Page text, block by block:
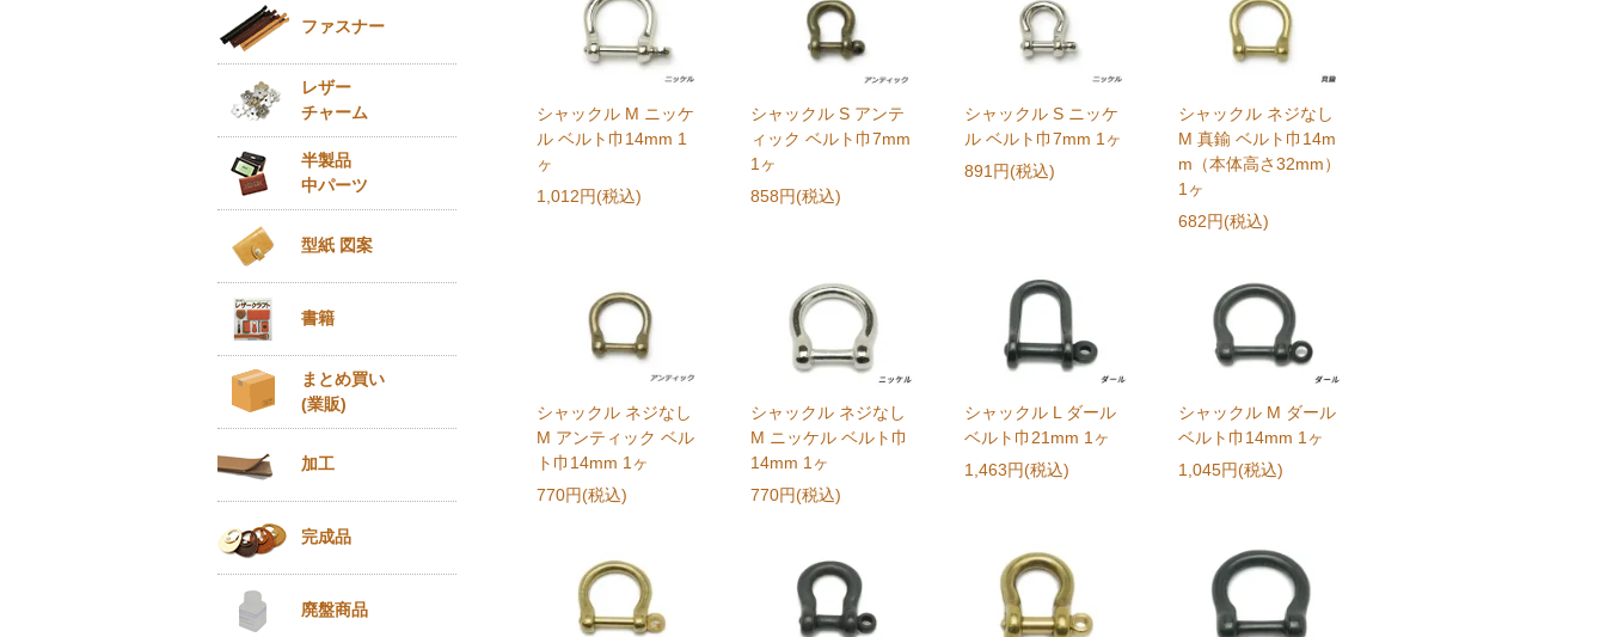
シャックル M ニッケ
ル ベルト巾14mm 1
ヶ
1,012円(税込)
シャックル S アンテ
ィック ベルト巾7mm
1ヶ
858円(税込)
シャックル S ニッケ
ル ベルト巾7mm 1ヶ
891円(税込)
シャックル ネジなし
M 真鍮 ベルト巾14m
m（本体高さ32mm）
1ヶ
682円(税込)
シャックル ネジなし
M アンティック ベル
ト巾14mm 1ヶ
770円(税込)
シャックル ネジなし
M ニッケル ベルト巾
14mm 1ヶ
770円(税込)
シャックル L ダール
ベルト巾21mm 1ヶ
1,463円(税込)
シャックル M ダール
ベルト巾14mm 1ヶ
1,045円(税込)
ファスナー
レザー
チャーム
半製品
中パーツ
型紙 図案
書籍
まとめ買い
(業販)
加工
完成品
廃盤商品